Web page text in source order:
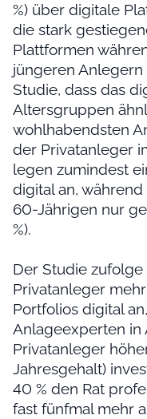
%) über digitale
die stark
Plattformen
jüngeren
Studie, dass das
Altersgruppen
wohlhabendsten
der Privatanleger
legen zumindest
digital an,
60-Jährigen nur
%).
Der Studie
Privatanleger
Portfolios digital
Anlageexperten in
Privatanleger
Jahresgehalt)
40 % den Rat
fast fünfmal mehr